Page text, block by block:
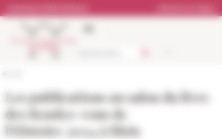
Accueil
Les publications au salon du livre
des Rendez-vous de
l'Histoire
2024 à Blois
Panneau de gestion des cookies